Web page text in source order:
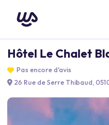
Hôtel Le Chalet
Pas encore d'avis
26 Rue de Serre Thibaud,